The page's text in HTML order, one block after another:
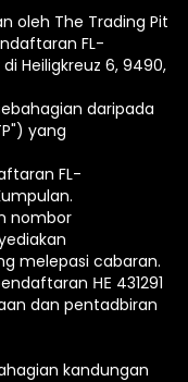
oleh The Trading Pit
FL-
Heiligkreuz 6, 9490,
daripada
yang
FL-
nombor
melepasi cabaran.
ΗΕ 431291
dan pentadbiran
kandungan